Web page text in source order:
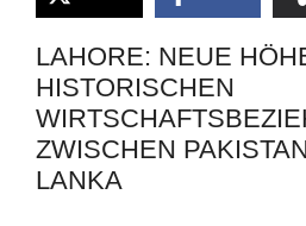
LAHORE: NEUE
HISTORISCHEN
ZWISCHEN
LANKA